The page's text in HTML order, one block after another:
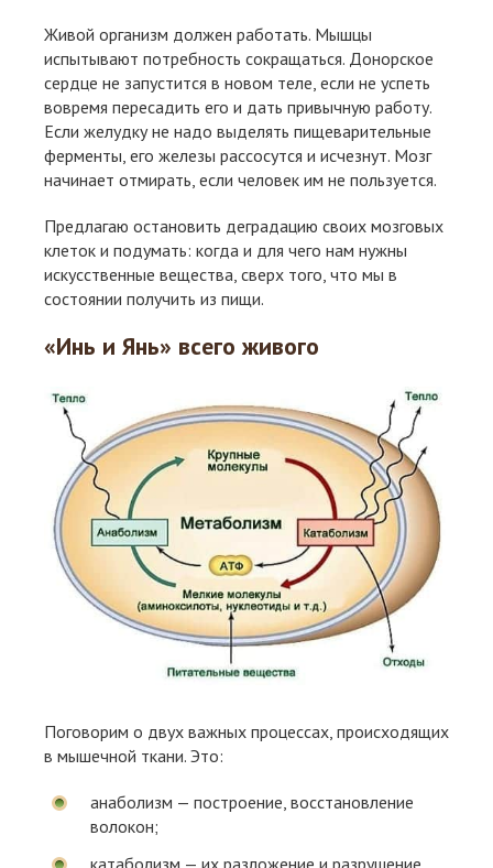
Живой организм должен работать. Мышцы
испытывают потребность сокращаться. Донорское
сердце не запустится в новом теле, если не успеть
вовремя пересадить его и дать привычную работу.
Если желудку не надо выделять пищеварительные
ферменты, его железы рассосутся и исчезнут. Мозг
начинает отмирать, если человек им не пользуется.
Предлагаю остановить деградацию своих мозговых
клеток и подумать: когда и для чего нам нужны
искусственные вещества, сверх того, что мы в
состоянии получить из пищи.
«Инь и Янь» всего живого
Поговорим о двух важных процессах, происходящих
в мышечной ткани. Это:
анаболизм — построение, восстановление
волокон;